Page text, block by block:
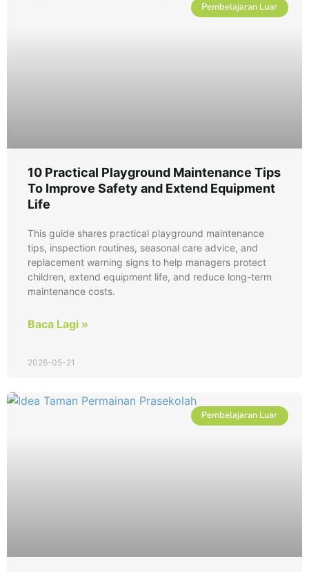
Pembelajaran Luar
10 Practical Playground Maintenance Tips
To Improve Safety and Extend Equipment
Life
This guide shares practical playground maintenance
tips, inspection routines, seasonal care advice, and
replacement warning signs to help managers protect
children, extend equipment life, and reduce long-term
maintenance costs.
Baca Lagi »
2026-05-21
Pembelajaran Luar